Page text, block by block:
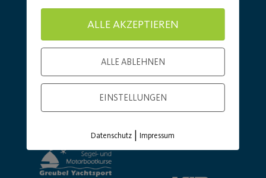
ALLE AKZEPTIEREN
ALLE ABLEHNEN
EINSTELLUNGEN
Datenschutz |Impressum